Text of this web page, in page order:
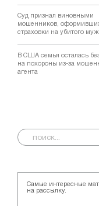
Суд признал виновными
мошенников,
страховки на убитого
В США семья осталась
на похороны из-за
агента
Самые интересные
на рассылку.